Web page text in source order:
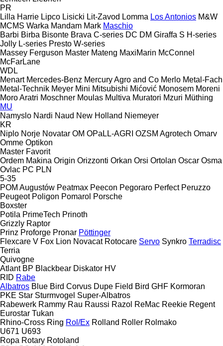
PR
Lilla Harrie Lipco Lisicki Lit-Zavod Lomma Los Antonios M&W
MCMS Warka Mandam Mark Maschio
Barbi Birba Bisonte Brava C-series DC DM Giraffa S H-series
Jolly L-series Presto W-series
Massey Ferguson Master Mateng MaxiMarin McConnel
McFarLane
WDL
Menart Mercedes-Benz Mercury Agro and Co Merlo Metal-Fach
Metal-Technik Meyer Mini Mitsubishi Mićović Monosem Moreni
Moro Aratri Moschner Moulas Multiva Muratori Mzuri Müthing
MU
Namyslo Nardi Naud New Holland Niemeyer
KR
Niplo Norje Novatar OM OPaLL-AGRI OZSM Agrotech Omarv
Omme Optikon
Master Favorit
Ordem Makina Origin Orizzonti Orkan Orsi Ortolan Oscar Osma
Ovlac PC PLN
5-35
POM Augustów Peatmax Peecon Pegoraro Perfect Peruzzo
Peugeot Poligon Pomarol Porsche
Boxster
Potila PrimeTech Prinoth
Grizzly Raptor
Prinz Proforge Pronar Pöttinger
Flexcare V Fox Lion Novacat Rotocare Servo Synkro Terradisc
Terria
Quivogne
Atlant BP Blackbear Diskator HV
RID Rabe
Albatros Blue Bird Corvus Dupe Field Bird GHF Kormoran
PKE Star Sturmvogel Super-Albatros
Rabewerk Rammy Rau Raussi Razol ReMac Reekie Regent
Eurostar Tukan
Rhino-Cross Ring Rol/Ex Rolland Roller Rolmako
U671 U693
Ropa Rotary Rotoland